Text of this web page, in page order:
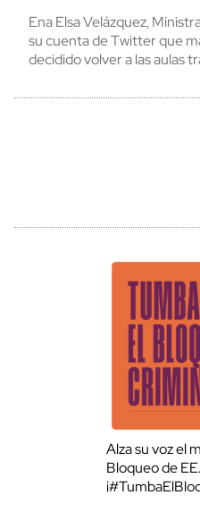
Ena Elsa Velázquez,
su cuenta de Twitter que
decidido volver a las aulas
Alza su voz el
Bloqueo de